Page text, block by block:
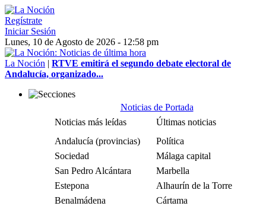
Regístrate
Iniciar Sesión
Lunes, 10 de Agosto de 2026 - 12:58 pm
La Noción | RTVE emitirá el segundo debate electoral de
Andalucía, organizado...
Noticias de Portada
Noticias más leídas
Últimas noticias
Andalucía (provincias)
Política
Sociedad
Málaga capital
San Pedro Alcántara
Marbella
Estepona
Alhaurín de la Torre
Benalmádena
Cártama